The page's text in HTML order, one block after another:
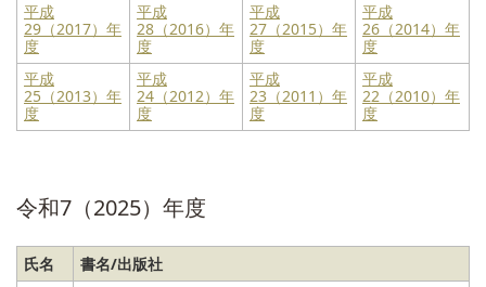
平成
29（2017）年
度
平成
28（2016）年
度
平成
27（2015）年
度
平成
26（2014）年
度
平成
25（2013）年
度
平成
24（2012）年
度
平成
23（2011）年
度
平成
22（2010）年
度
令和7（2025）年度
氏名 書名/出版社